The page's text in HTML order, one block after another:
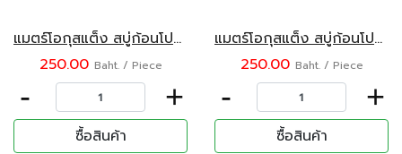
แมตร์โอกุสแต็ง สบู่ก้อนโปรวองซ์ กลิ่นลูกฟิก 100 กรัม
250.00 Baht. / Piece
- +
ซื้อสินค้า
แมตร์โอกุสแต็ง สบู่ก้อนโปรวองซ์ กลิ่นเวอร์บีนา 100 กรัม
250.00 Baht. / Piece
- +
ซื้อสินค้า